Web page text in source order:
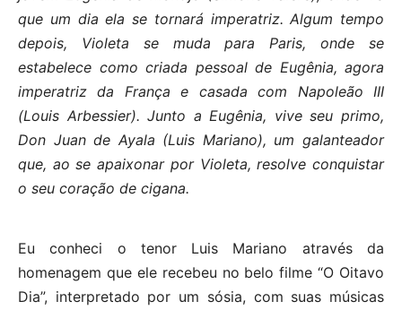
que um dia ela se tornará imperatriz. Algum tempo
depois, Violeta se muda para Paris, onde se
estabelece como criada pessoal de Eugênia, agora
imperatriz da França e casada com Napoleão III
(Louis Arbessier). Junto a Eugênia, vive seu primo,
Don Juan de Ayala (Luis Mariano), um galanteador
que, ao se apaixonar por Violeta, resolve conquistar
o seu coração de cigana.
Eu conheci o tenor Luis Mariano através da
homenagem que ele recebeu no belo filme “O Oitavo
Dia”, interpretado por um sósia, com suas músicas